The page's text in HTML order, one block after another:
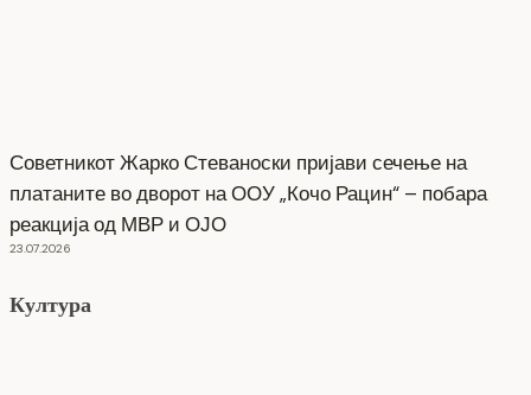
Советникот Жарко Стеваноски пријави сечење на
платаните во дворот на ООУ „Кочо Рацин“ – побара
реакција од МВР и ОЈО
23.07.2026
Култура